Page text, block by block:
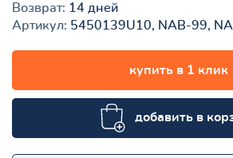
Возврат: 14 дней
Артикул: 5450139U10, NAB-99,
купить в 1 клик
добавить в